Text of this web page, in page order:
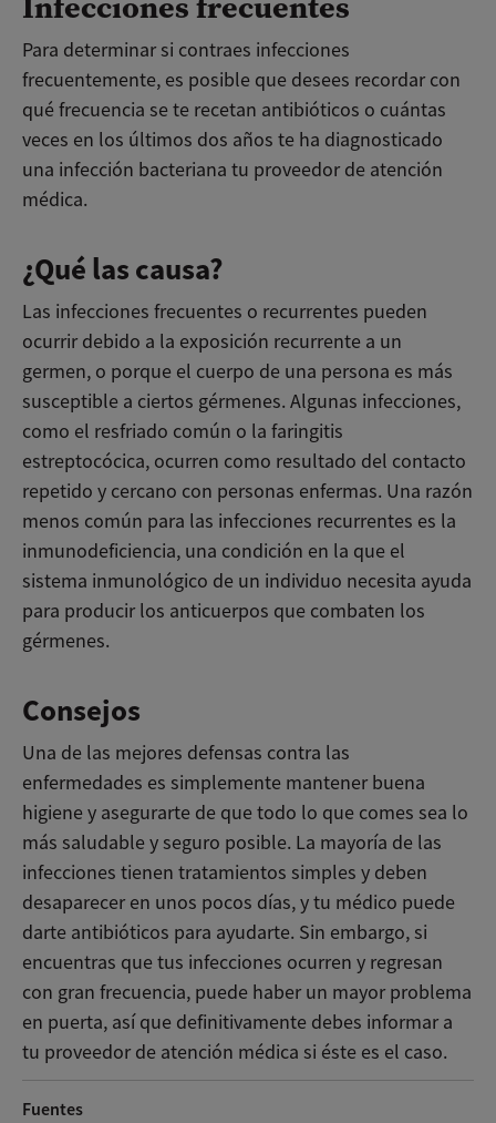
Para determinar si contraes infecciones
frecuentemente, es posible que desees recordar con
qué frecuencia se te recetan antibióticos o cuántas
veces en los últimos dos años te ha diagnosticado
una infección bacteriana tu proveedor de atención
médica.
¿Qué las causa?
Las infecciones frecuentes o recurrentes pueden
ocurrir debido a la exposición recurrente a un
germen, o porque el cuerpo de una persona es más
susceptible a ciertos gérmenes. Algunas infecciones,
como el resfriado común o la faringitis
estreptocócica, ocurren como resultado del contacto
repetido y cercano con personas enfermas. Una razón
menos común para las infecciones recurrentes es la
inmunodeficiencia, una condición en la que el
sistema inmunológico de un individuo necesita ayuda
para producir los anticuerpos que combaten los
gérmenes.
Consejos
Una de las mejores defensas contra las
enfermedades es simplemente mantener buena
higiene y asegurarte de que todo lo que comes sea lo
más saludable y seguro posible. La mayoría de las
infecciones tienen tratamientos simples y deben
desaparecer en unos pocos días, y tu médico puede
darte antibióticos para ayudarte. Sin embargo, si
encuentras que tus infecciones ocurren y regresan
con gran frecuencia, puede haber un mayor problema
en puerta, así que definitivamente debes informar a
tu proveedor de atención médica si éste es el caso.
Fuentes